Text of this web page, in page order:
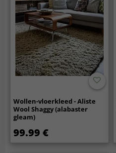
Wollen-vloerkleed - Aliste
Wool Shaggy (alabaster
gleam)
99.99 €